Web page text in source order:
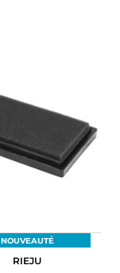
NOUVEAUTÉ
RIEJU